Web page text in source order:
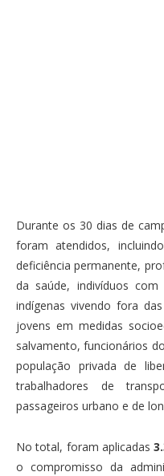
Durante os 30 dias de
foram atendidos,
deficiência permanente,
da saúde, indivíduos com
indígenas vivendo fora
jovens em medidas
salvamento, funcionários
população privada de
trabalhadores de
passageiros urbano e de
No total, foram aplicadas
o compromisso da